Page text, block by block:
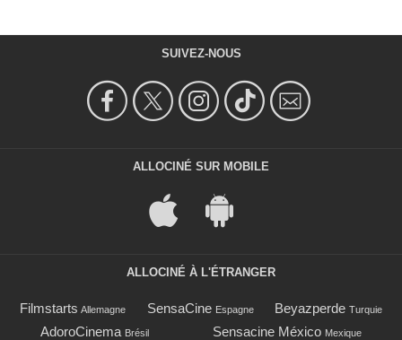
SUIVEZ-NOUS
ALLOCINÉ SUR MOBILE
ALLOCINÉ À L'ÉTRANGER
Filmstarts Allemagne SensaCine Espagne Beyazperde Turquie
AdoroCinema Brésil Sensacine México Mexique